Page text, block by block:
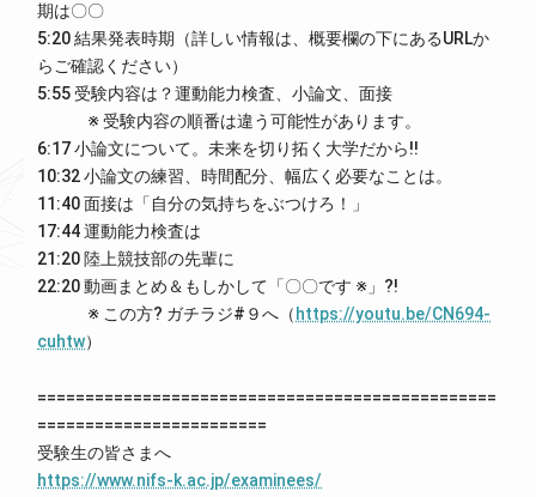
期は〇〇
5:20 結果発表時期（詳しい情報は、概要欄の下にあるURLか
らご確認ください）
5:55 受験内容は？運動能力検査、小論文、面接
※ 受験内容の順番は違う可能性があります。
6:17 小論文について。未来を切り拓く大学だから!!
10:32 小論文の練習、時間配分、幅広く必要なことは。
11:40 面接は「自分の気持ちをぶつけろ！」
17:44 運動能力検査は
21:20 陸上競技部の先輩に
22:20 動画まとめ＆もしかして「〇〇です ※」?!
※ この方? ガチラジ#９へ（ https://youtu.be/CN694-
cuhtw）
================================================
========================
受験生の皆さまへ
https://www.nifs-k.ac.jp/examinees/